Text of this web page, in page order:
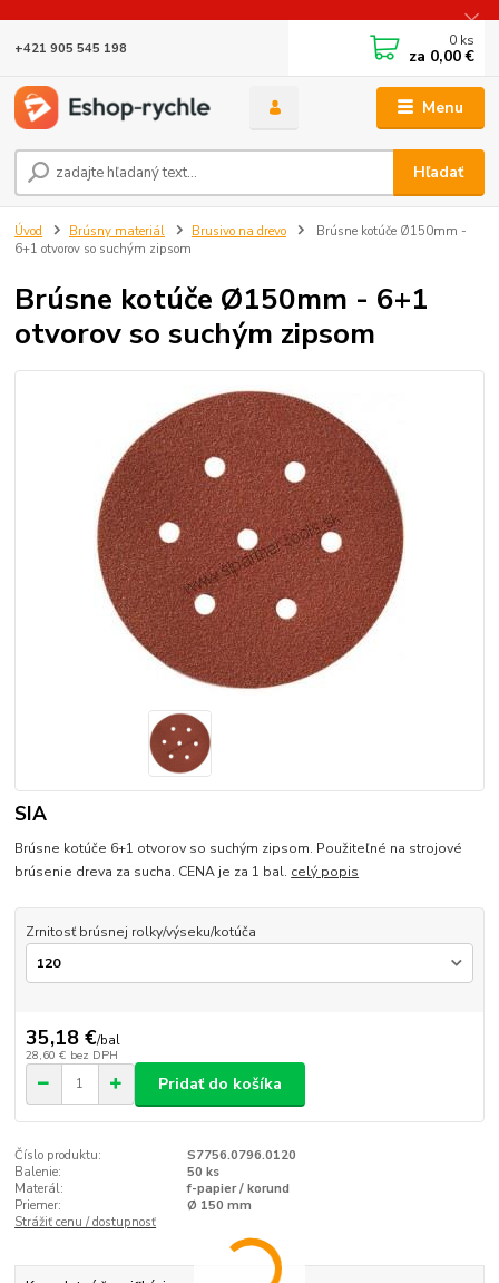
Menu
Hľadať
+421 905 545 198 0 ks
za 0,00 €
Úvod Brúsny materiál Brusivo na drevo
Brúsne kotúče Ø150mm -
6+1 otvorov so suchým zipsom
Brúsne kotúče Ø150mm - 6+1
otvorov so suchým zipsom
SIA
Brúsne kotúče 6+1 otvorov so suchým zipsom. Použiteľné na strojové
brúsenie dreva za sucha. CENA je za 1 bal. celý popis
Zrnitosť brúsnej rolky/výseku/kotúča
35,18 €/bal
28,60 € bez DPH
Pridať do košíka
Číslo produktu:
S7756.0796.0120
Balenie:
50 ks
Materál:
f-papier / korund
Priemer:
Ø 150 mm
Strážiť cenu / dostupnosť